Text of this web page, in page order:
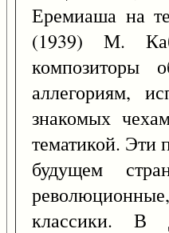
Еремиаша на
(1939) М.
композиторы
аллегориям,
знакомых
тематикой. Эти
будущем
классики. В